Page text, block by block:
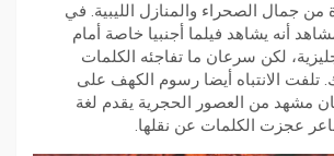
من جمال الصحراء والمنازل الليبية. في
أنه يشاهد فيلما أجنبيا خاصة أمام
لكن سرعان ما تفاجئه الكلمات
تلفت الانتباه أيضا رسوم الكهف على
مشهد من العصور الحجرية يقدم لغة
عجزت الكلمات عن نقلها.